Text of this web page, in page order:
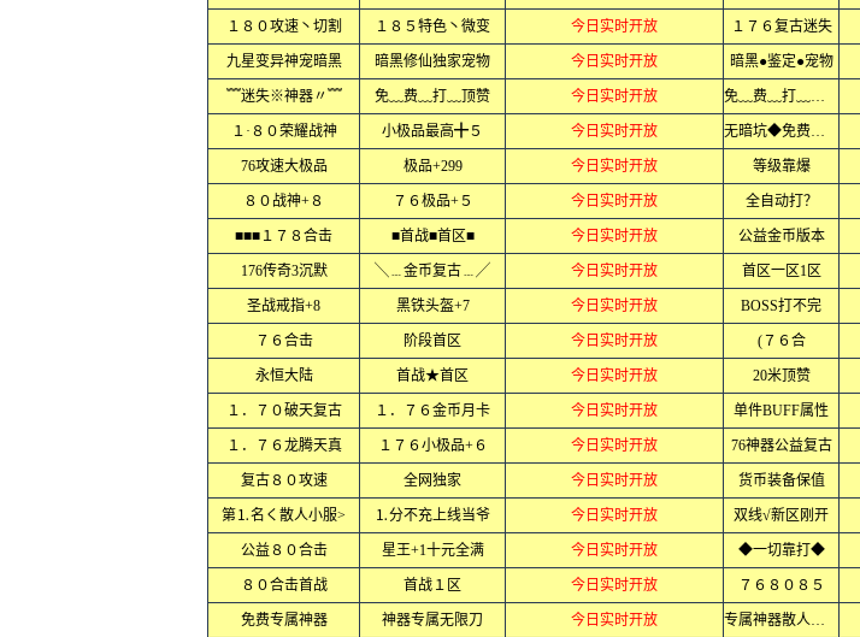
１８０攻速丶切割 １８５特色丶微变 今日实时开放 １７６复古迷失
九星变异神宠暗黑 暗黑修仙独家宠物 今日实时开放 暗黑●鉴定●宠物
﹌迷失※神器〃﹌ 免﹏费﹏打﹏顶赞 今日实时开放 免﹏费﹏打﹏顶赞
１·８０荣耀战神 小极品最高╋５ 今日实时开放 无暗坑◆免费沙捐
76攻速大极品 极品+299 今日实时开放 等级靠爆
８０战神+８ ７６极品+５ 今日实时开放 全自动打？
■■■１７８合击 ■首战■首区■ 今日实时开放 公益金币版本
176传奇3沉默 ╲﹍金币复古﹍╱ 今日实时开放 首区一区1区
圣战戒指+8 黑铁头盔+7 今日实时开放 BOSS打不完
７６合击 阶段首区 今日实时开放 (７６合
永恒大陆 首战★首区 今日实时开放 20米顶赞
１．７０破天复古 １．７６金币月卡 今日实时开放 单件BUFF属性
１．７６龙腾天真 １７６小极品+６ 今日实时开放 76神器公益复古
复古８０攻速 全网独家 今日实时开放 货币装备保值
第⒈名く散人小服> ⒈分不充上线当爷 今日实时开放 双线√新区刚开
公益８０合击 星王+1十元全满 今日实时开放 ◆一切靠打◆
８０合击首战 首战１区 今日实时开放 ７６８０８５
免费专属神器 神器专属无限刀 今日实时开放 专属神器散人通关